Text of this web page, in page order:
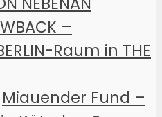
–
Raum in THE
Miauender Fund –